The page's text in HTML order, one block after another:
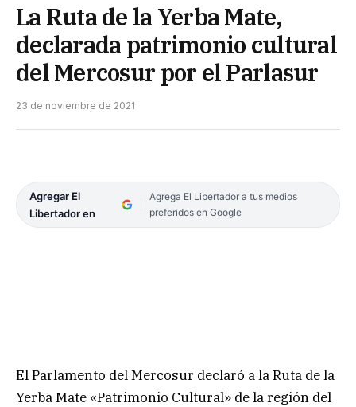
La Ruta de la Yerba Mate,
declarada patrimonio cultural
del Mercosur por el Parlasur
23 de noviembre de 2021
Agregar El
Libertador en
Agrega El Libertador a tus medios
preferidos en Google
El Parlamento del Mercosur declaró a la Ruta de la
Yerba Mate «Patrimonio Cultural» de la región del